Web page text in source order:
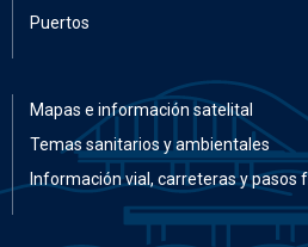
Puertos
Mapas e información satelital
Temas sanitarios y ambientales
Información vial, carreteras y pasos